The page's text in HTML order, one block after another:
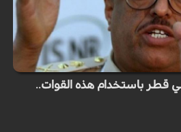
قطر باستخدام هذه القوات..